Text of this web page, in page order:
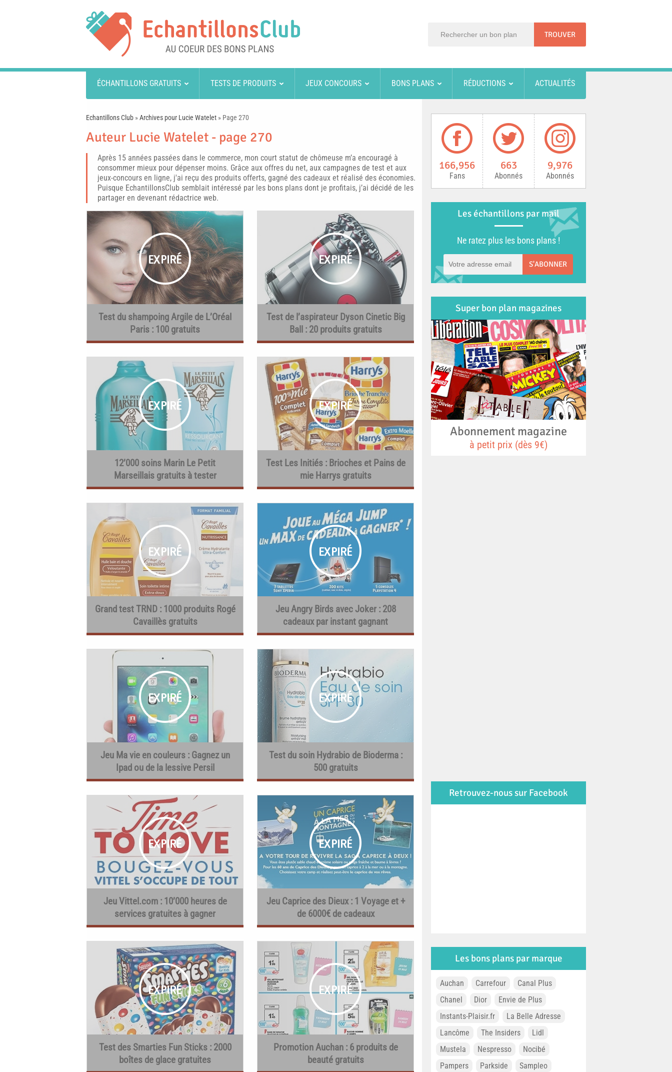
ÉCHANTILLONS GRATUITS TESTS DE PRODUITS JEUX CONCOURS BONS PLANS RÉDUCTIONS ACTUALITÉS
Echantillons Club »Archives pour Lucie Watelet » Page 270
Auteur Lucie Watelet - page 270
Après 15 années passées dans le commerce, mon court statut de chômeuse m’a encouragé à
consommer mieux pour dépenser moins. Grâce aux offres du net, aux campagnes de test et aux
jeux-concours en ligne, j'ai reçu des produits offerts, gagné des cadeaux et réalisé des économies.
Puisque EchantillonsClub semblait intéressé par les bons plans dont je profitais, j’ai décidé de les
partager en devenant rédactrice web.
Test du shampoing Argile de L’Oréal
Paris : 100 gratuits
Test de l’aspirateur Dyson Cinetic Big
Ball : 20 produits gratuits
12’000 soins Marin Le Petit
Marseillais gratuits à tester
Test Les Initiés : Brioches et Pains de
mie Harrys gratuits
Grand test TRND : 1000 produits Rogé
Cavaillès gratuits
Jeu Angry Birds avec Joker : 208
cadeaux par instant gagnant
Jeu Ma vie en couleurs : Gagnez un
Ipad ou de la lessive Persil
Test du soin Hydrabio de Bioderma :
500 gratuits
Jeu Vittel.com : 10’000 heures de
services gratuites à gagner
Jeu Caprice des Dieux : 1 Voyage et +
de 6000€ de cadeaux
Test des Smarties Fun Sticks : 2000
boîtes de glace gratuites
Promotion Auchan : 6 produits de
beauté gratuits
166,956
Fans
663
Abonnés
9,976
Abonnés
Les échantillons par mail
Ne ratez plus les bons plans !
S'ABONNER
Super bon plan magazines
Abonnement magazine
à petit prix (dès 9€)
Retrouvez-nous sur Facebook
Les bons plans par marque
Auchan Carrefour
Canal Plus
Chanel
Dior
Envie de Plus
Instants-Plaisir.fr
La Belle Adresse
Lancôme
The Insiders
Lidl
Mustela
Nespresso
Nocibé
Pampers
Parkside
Sampleo